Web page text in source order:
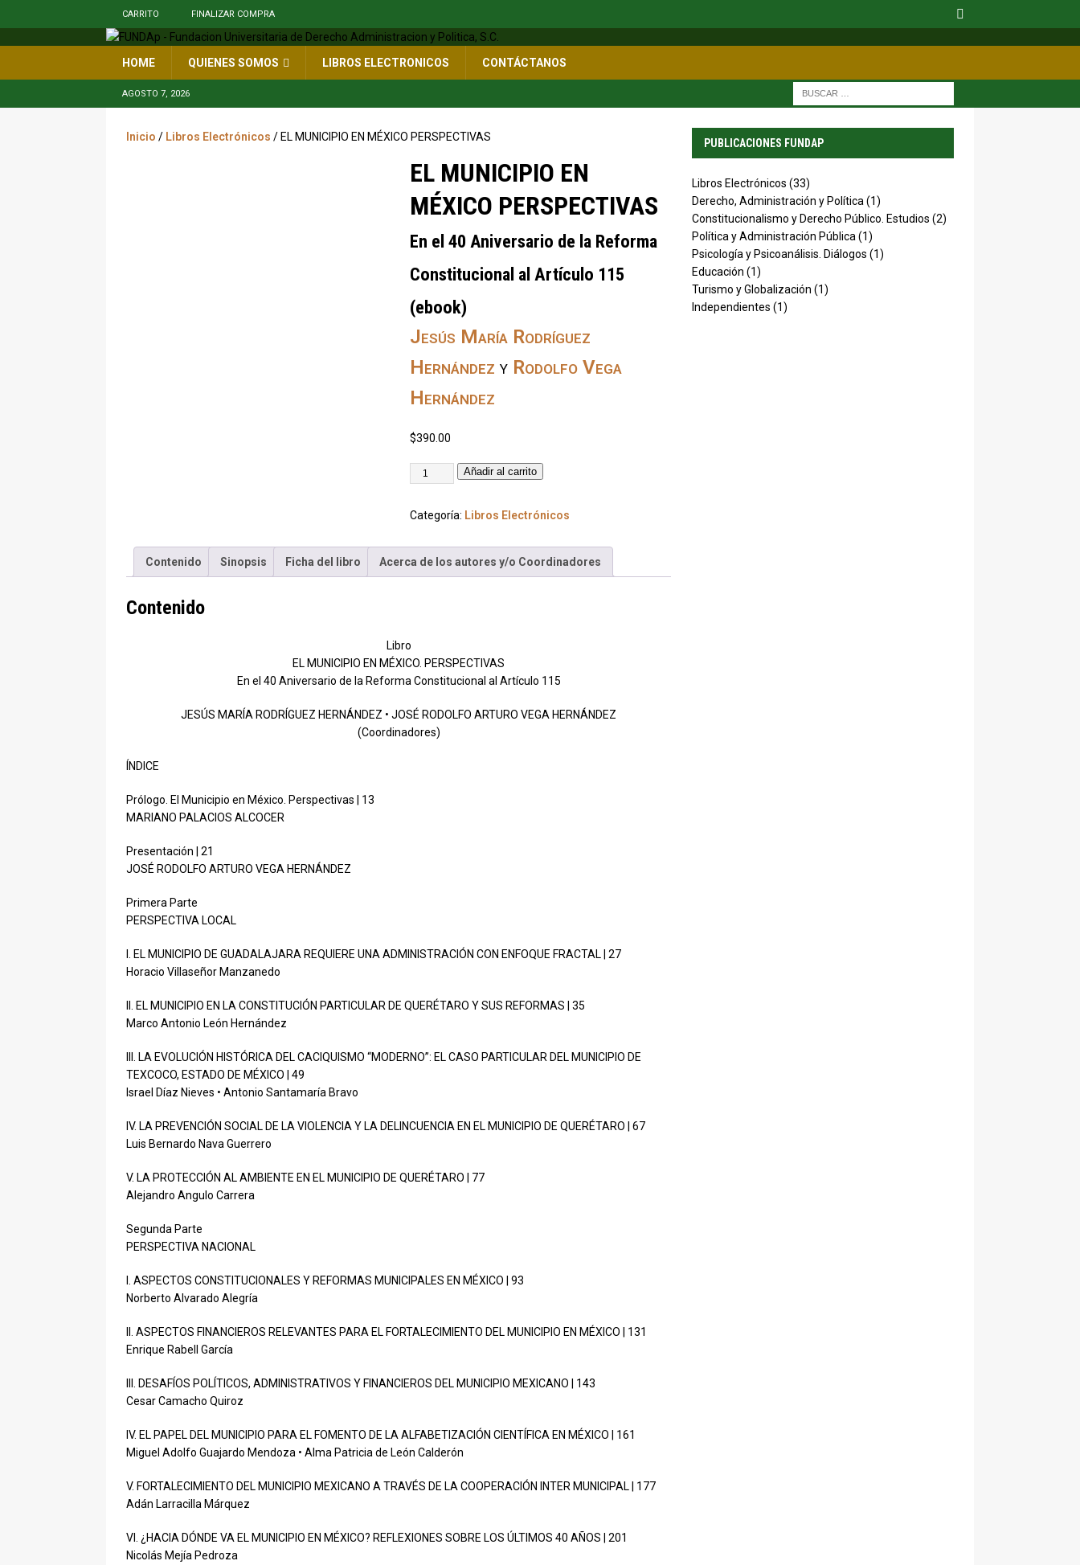
CARRITO FINALIZAR COMPRA
HOME QUIENES SOMOS LIBROS ELECTRONICOS CONTÁCTANOS
AGOSTO 7, 2026
Inicio / Libros Electrónicos / EL MUNICIPIO EN MÉXICO PERSPECTIVAS
EL MUNICIPIO EN
MÉXICO PERSPECTIVAS
En el 40 Aniversario de la Reforma
Constitucional al Artículo 115
(ebook)
Jesús María Rodríguez
Hernández y Rodolfo Vega
Hernández
$390.00
Añadir al carrito
Categoría: Libros Electrónicos
Contenido Sinopsis Ficha del libro Acerca de los autores y/o Coordinadores
Contenido
Libro
EL MUNICIPIO EN MÉXICO. PERSPECTIVAS
En el 40 Aniversario de la Reforma Constitucional al Artículo 115
JESÚS MARÍA RODRÍGUEZ HERNÁNDEZ • JOSÉ RODOLFO ARTURO VEGA HERNÁNDEZ
(Coordinadores)
ÍNDICE
Prólogo. El Municipio en México. Perspectivas | 13
MARIANO PALACIOS ALCOCER
Presentación | 21
JOSÉ RODOLFO ARTURO VEGA HERNÁNDEZ
Primera Parte
PERSPECTIVA LOCAL
I. EL MUNICIPIO DE GUADALAJARA REQUIERE UNA ADMINISTRACIÓN CON ENFOQUE FRACTAL | 27
Horacio Villaseñor Manzanedo
II. EL MUNICIPIO EN LA CONSTITUCIÓN PARTICULAR DE QUERÉTARO Y SUS REFORMAS | 35
Marco Antonio León Hernández
III. LA EVOLUCIÓN HISTÓRICA DEL CACIQUISMO “MODERNO”: EL CASO PARTICULAR DEL MUNICIPIO DE
TEXCOCO, ESTADO DE MÉXICO | 49
Israel Díaz Nieves • Antonio Santamaría Bravo
IV. LA PREVENCIÓN SOCIAL DE LA VIOLENCIA Y LA DELINCUENCIA EN EL MUNICIPIO DE QUERÉTARO | 67
Luis Bernardo Nava Guerrero
V. LA PROTECCIÓN AL AMBIENTE EN EL MUNICIPIO DE QUERÉTARO | 77
Alejandro Angulo Carrera
Segunda Parte
PERSPECTIVA NACIONAL
I. ASPECTOS CONSTITUCIONALES Y REFORMAS MUNICIPALES EN MÉXICO | 93
Norberto Alvarado Alegría
II. ASPECTOS FINANCIEROS RELEVANTES PARA EL FORTALECIMIENTO DEL MUNICIPIO EN MÉXICO | 131
Enrique Rabell García
III. DESAFÍOS POLÍTICOS, ADMINISTRATIVOS Y FINANCIEROS DEL MUNICIPIO MEXICANO | 143
Cesar Camacho Quiroz
IV. EL PAPEL DEL MUNICIPIO PARA EL FOMENTO DE LA ALFABETIZACIÓN CIENTÍFICA EN MÉXICO | 161
Miguel Adolfo Guajardo Mendoza • Alma Patricia de León Calderón
V. FORTALECIMIENTO DEL MUNICIPIO MEXICANO A TRAVÉS DE LA COOPERACIÓN INTER MUNICIPAL | 177
Adán Larracilla Márquez
VI. ¿HACIA DÓNDE VA EL MUNICIPIO EN MÉXICO? REFLEXIONES SOBRE LOS ÚLTIMOS 40 AÑOS | 201
Nicolás Mejía Pedroza
PUBLICACIONES FUNDAP
Libros Electrónicos (33)
Derecho, Administración y Política (1)
Constitucionalismo y Derecho Público. Estudios (2)
Política y Administración Pública (1)
Psicología y Psicoanálisis. Diálogos (1)
Educación (1)
Turismo y Globalización (1)
Independientes (1)